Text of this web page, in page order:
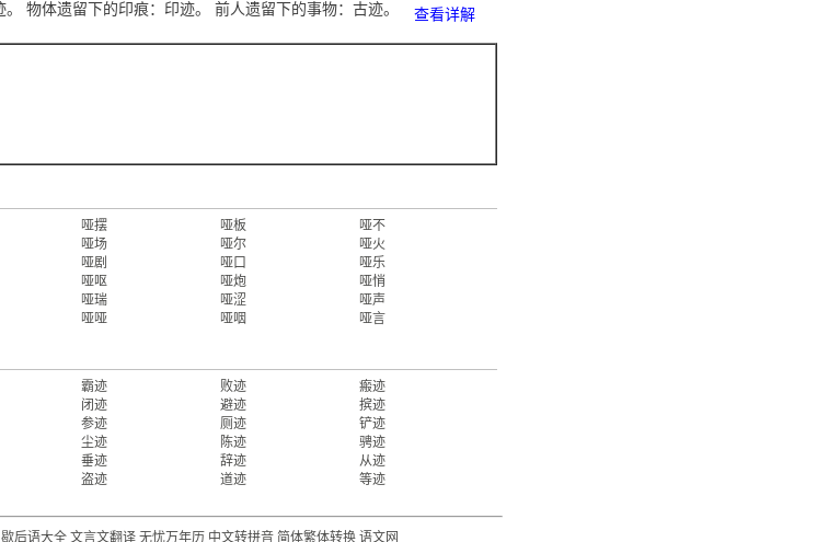
物体遗留下的印痕：印迹。 前人遗留下的事物：古迹。
查看详解
哑摆 哑板
哑不
哑场 哑尔
哑火
哑剧 哑口
哑乐
哑呕 哑炮
哑悄
哑瑞 哑涩
哑声
哑哑 哑咽 哑言
霸迹 败迹
瘢迹
闭迹 避迹
摈迹
参迹 厕迹
铲迹
尘迹 陈迹
骋迹
垂迹 辞迹
从迹
盗迹 道迹 等迹
歇后语大全 文言文翻译 无忧万年历 中文转拼音 简体繁体转换 语文网